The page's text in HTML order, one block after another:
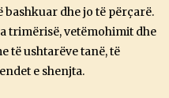
bashkuar dhe jo të përçarë.
trimërisë, vetëmohimit dhe
të ushtarëve tanë, të
e shenjta.